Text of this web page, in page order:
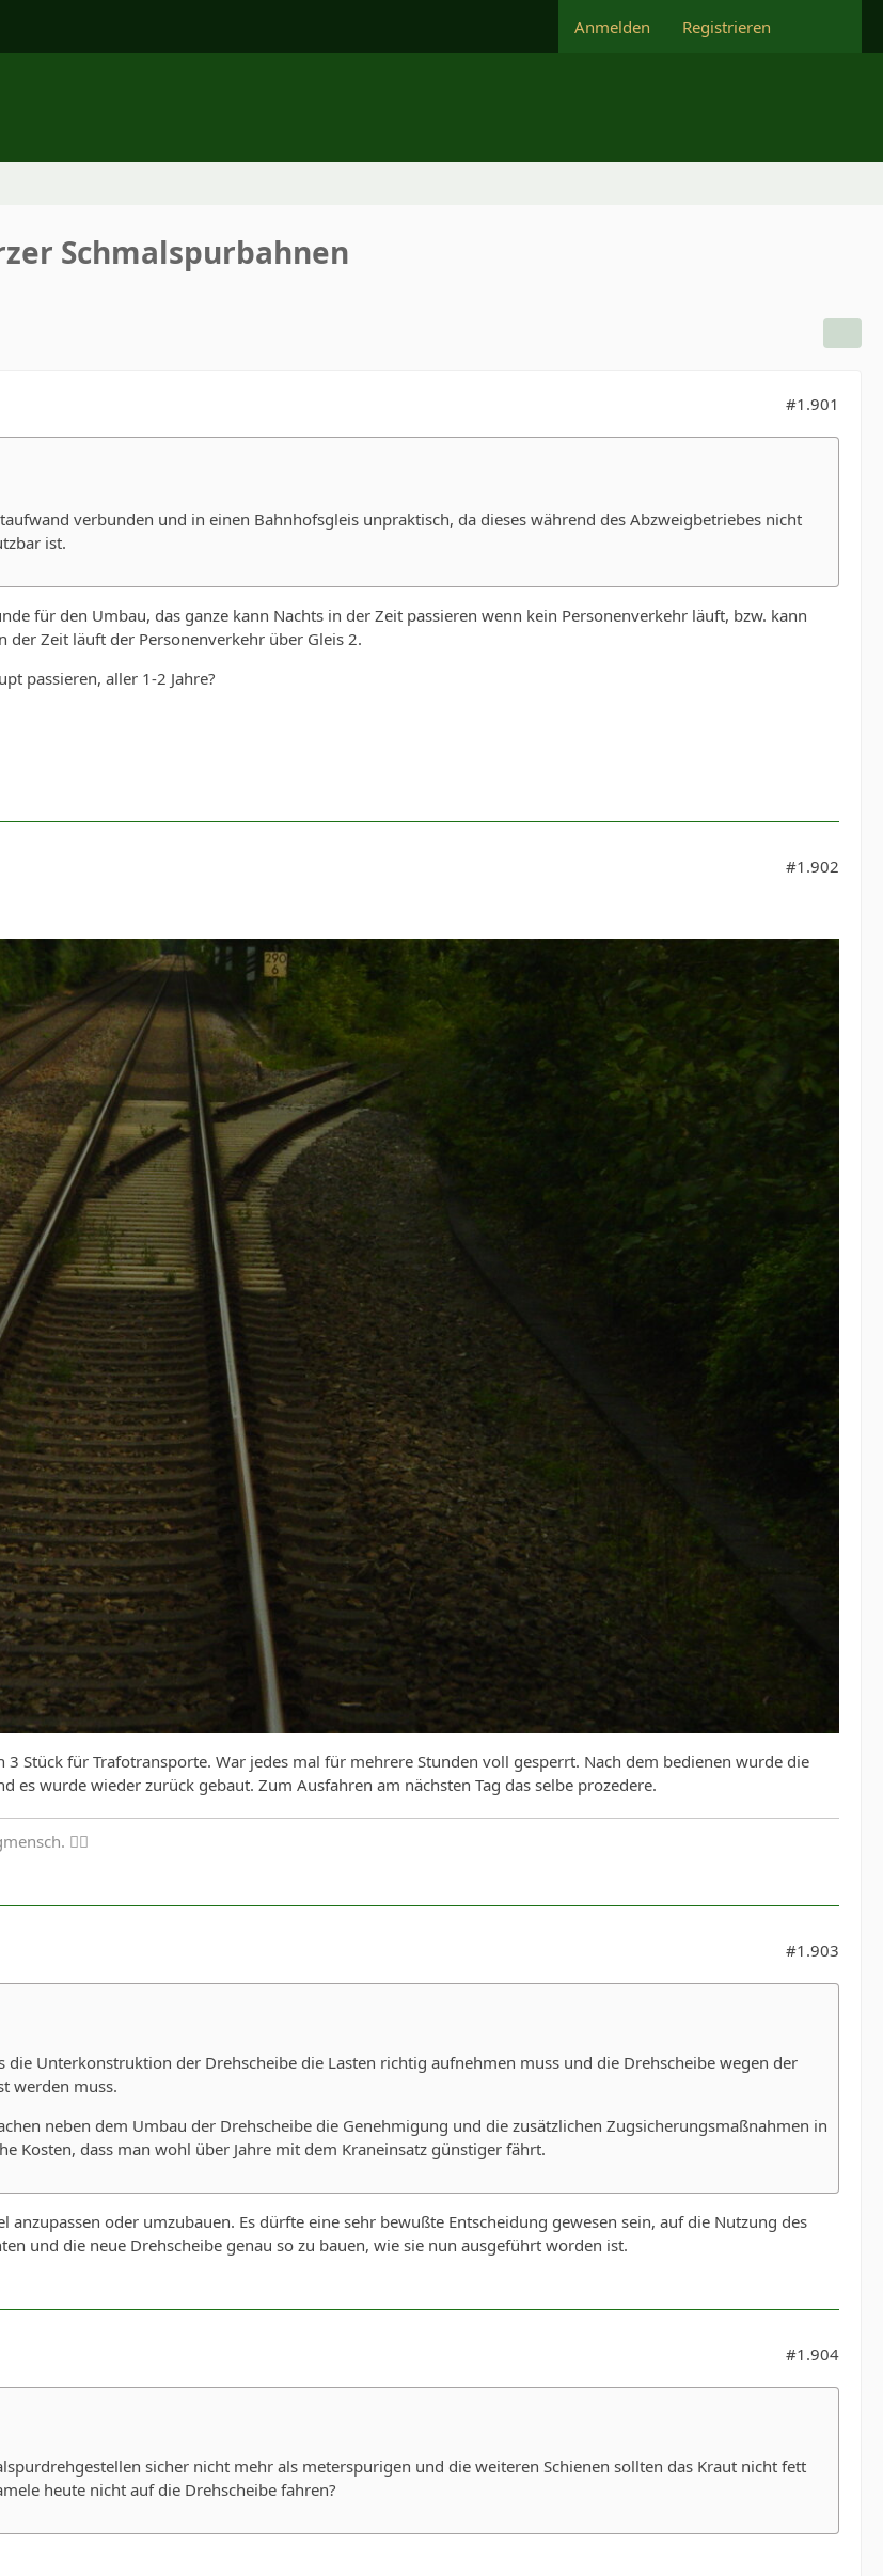
Anmelden Registrieren
Schmalspurbahnen
#1.901
verbunden und in einen Bahnhofsgleis unpraktisch, da dieses während des Abzweigbetriebes nicht
ist.
für den Umbau, das ganze kann Nachts in der Zeit passieren wenn kein Personenverkehr läuft, bzw. kann
der Zeit läuft der Personenverkehr über Gleis 2.
passieren, aller 1-2 Jahre?
#1.902
3 Stück für Trafotransporte. War jedes mal für mehrere Stunden voll gesperrt. Nach dem bedienen wurde die
es wurde wieder zurück gebaut. Zum Ausfahren am nächsten Tag das selbe prozedere.
🙋‍♂️
#1.903
die Unterkonstruktion der Drehscheibe die Lasten richtig aufnehmen muss und die Drehscheibe wegen der
werden muss.
neben dem Umbau der Drehscheibe die Genehmigung und die zusätzlichen Zugsicherungsmaßnahmen in
Kosten, dass man wohl über Jahre mit dem Kraneinsatz günstiger fährt.
anzupassen oder umzubauen. Es dürfte eine sehr bewußte Entscheidung gewesen sein, auf die Nutzung des
und die neue Drehscheibe genau so zu bauen, wie sie nun ausgeführt worden ist.
#1.904
sicher nicht mehr als meterspurigen und die weiteren Schienen sollten das Kraut nicht fett
heute nicht auf die Drehscheibe fahren?